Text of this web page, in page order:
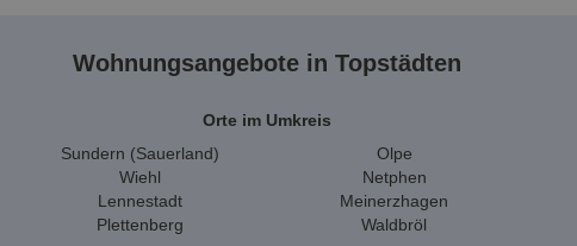
Wohnungsangebote in Topstädten
Orte im Umkreis
Sundern (Sauerland)
Wiehl
Lennestadt
Plettenberg
Olpe
Netphen
Meinerzhagen
Waldbröl